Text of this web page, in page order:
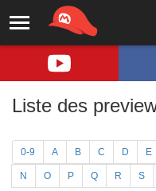
Liste des
0-9 A B C D E
N O P Q R S